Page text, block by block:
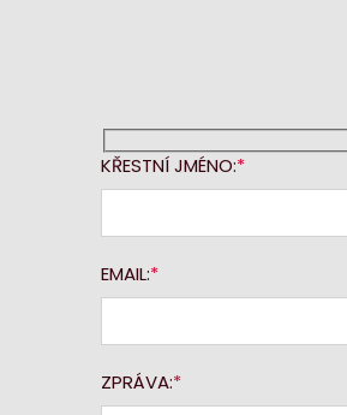
KŘESTNÍ JMÉNO:
EMAIL:
ZPRÁVA: